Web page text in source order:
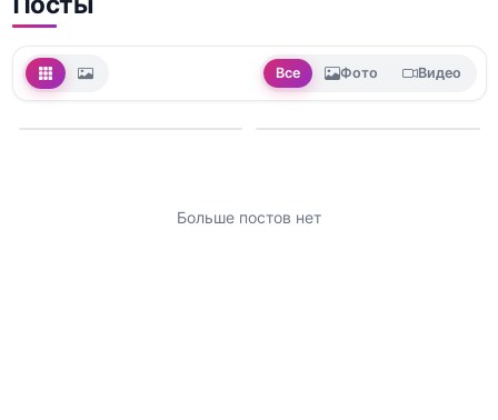
Все Фото Видео
Больше постов нет